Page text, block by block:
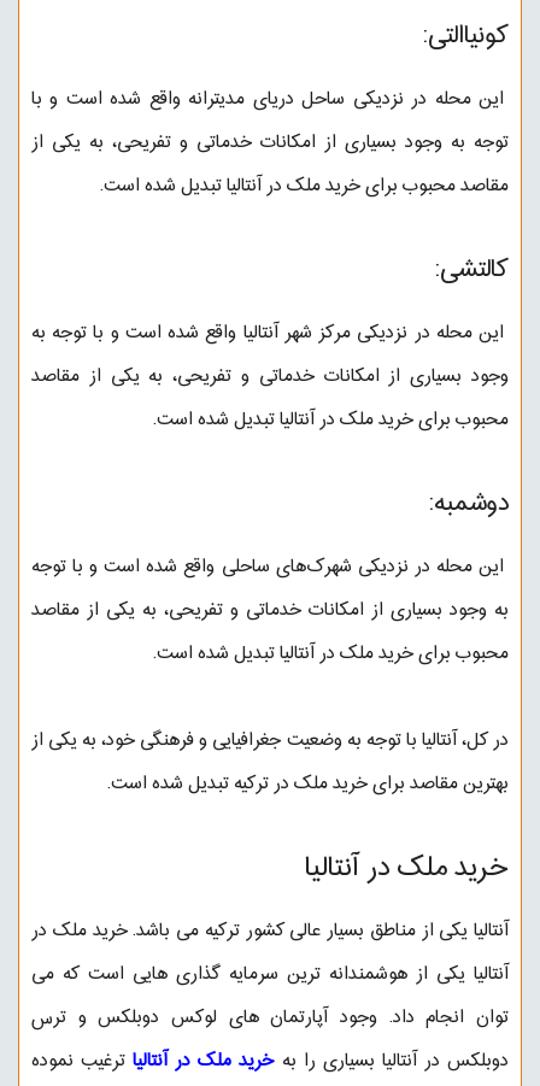
کونیاالتی:
این محله در نزدیکی ساحل دریای مدیترانه واقع شده است و با
توجه به وجود بسیاری از امکانات خدماتی و تفریحی، به یکی از
مقاصد محبوب برای خرید ملک در آنتالیا تبدیل شده است.
کالتشی:
این محله در نزدیکی مرکز شهر آنتالیا واقع شده است و با توجه به
وجود بسیاری از امکانات خدماتی و تفریحی، به یکی از مقاصد
محبوب برای خرید ملک در آنتالیا تبدیل شده است.
دوشمبه:
این محله در نزدیکی شهرک‌های ساحلی واقع شده است و با توجه
به وجود بسیاری از امکانات خدماتی و تفریحی، به یکی از مقاصد
محبوب برای خرید ملک در آنتالیا تبدیل شده است.
در کل، آنتالیا با توجه به وضعیت جغرافیایی و فرهنگی خود، به یکی از
بهترین مقاصد برای خرید ملک در ترکیه تبدیل شده است.
خرید ملک در آنتالیا
آنتالیا یکی از مناطق بسیار عالی کشور ترکیه می باشد. خرید ملک در
آنتالیا یکی از هوشمندانه ترین سرمایه گذاری هایی است که می
توان انجام داد. وجود آپارتمان های لوکس دوبلکس و ترس
دوبلکس در آنتالیا بسیاری را بهخرید ملک در آنتالیاترغیب نموده